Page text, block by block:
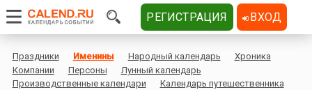
Праздники Именины Народный календарь
Хроника
Компании
Персоны
Лунный календарь
Производственные календари
Календарь путешественника
РЕГИСТРАЦИЯ ВХОД